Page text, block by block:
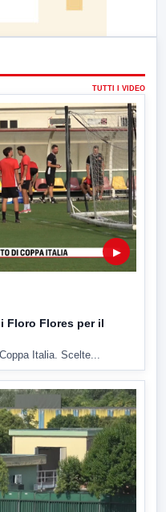
TUTTI I VIDEO
▶
Floro Flores per il
Italia. Scelte...